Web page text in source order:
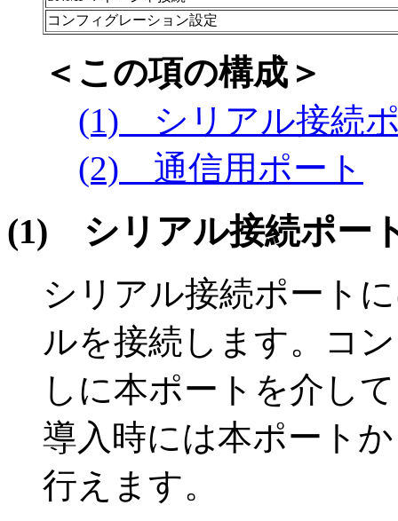
コンフィグレーション設定
＜この項の構成＞
(1) シリアル接続
(2) 通信用ポート
(1) シリアル接続ポー
シリアル接続ポート
ルを接続します。コ
しに本ポートを介し
導入時には本ポート
行えます。